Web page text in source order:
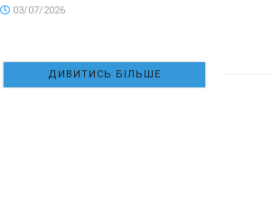
03/07/2026
ДИВИТИСЬ БІЛЬШЕ